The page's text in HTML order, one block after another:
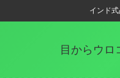
インド
目からウロ